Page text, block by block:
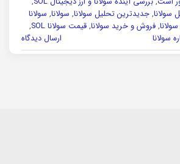
سولانا, جدیدترین تحلیل سولانا, سولانا, سولانا
, فروش و خرید سولانا, قیمت سولانا SOL
,
سولانا ارسال دیدگاه